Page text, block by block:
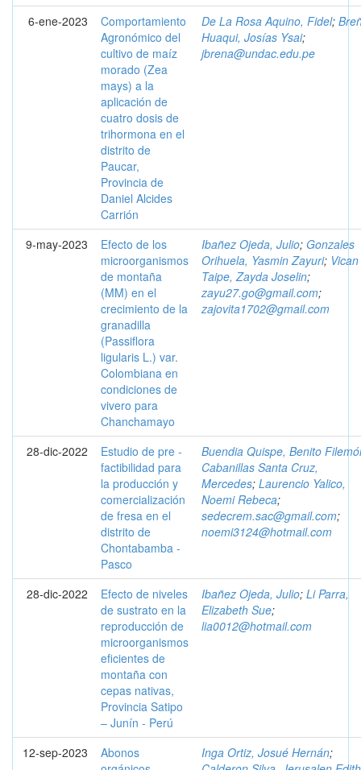
6-ene-2023
Comportamiento
Agronómico del
cultivo de maíz
morado (Zea
mays) a la
aplicación de
cuatro dosis de
trihormona en el
distrito de
Paucar,
Provincia de
Daniel Alcides
Carrión
De La Rosa Aquino, Fidel;
Huaqui, Josías Ysai;
jbrena@undac.edu.pe
9-may-2023
Efecto de los
microorganismos
de montaña
(MM) en el
crecimiento de la
granadilla
(Passiflora
ligularis L.) var.
Colombiana en
condiciones de
vivero para
Chanchamayo
Ibañez Ojeda, Julio; Gonzales
Orihuela, Yasmin Zayuri; Vican
Taipe, Zayda Joselin;
zayu27.go@gmail.com;
zajovita1702@gmail.com
28-dic-2022
Estudio de pre -
factibilidad para
la producción y
comercialización
de fresa en el
distrito de
Chontabamba -
Pasco
Buendia Quispe, Benito
Cabanillas Santa Cruz,
Mercedes; Laurencio Yalico,
Noemi Rebeca;
sedecrem.sac@gmail.com;
noemi3124@hotmail.com
28-dic-2022
Efecto de niveles
de sustrato en la
reproducción de
microorganismos
eficientes de
montaña con
cepas nativas,
Provincia Satipo
– Junín - Perú
Ibañez Ojeda, Julio; Li Parra,
Elizabeth Sue;
lia0012@hotmail.com
12-sep-2023
Abonos
Inga Ortiz, Josué Hernán;